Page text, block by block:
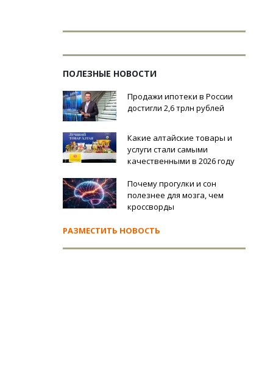
ПОЛЕЗНЫЕ НОВОСТИ
Продажи ипотеки в России
достигли 2,6 трлн рублей
Какие алтайские товары и
услуги стали самыми
качественными в 2026 году
Почему прогулки и сон
полезнее для мозга, чем
кроссворды
РАЗМЕСТИТЬ НОВОСТЬ